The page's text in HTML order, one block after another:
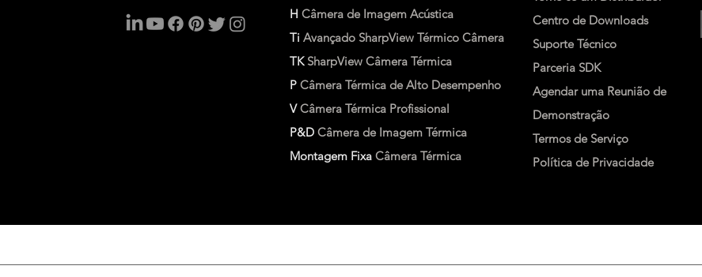
H Câmera de Imagem Acústica
Ti Avançado SharpView Térmico Câmera
TK SharpView Câmera Térmica
P Câmera Térmica de Alto Desempenho
VCâmera Térmica Profissional
P&D Câmera de Imagem Térmica
Montagem Fixa Câmera Térmica
Centro de Downloads
Suporte Técnico
Parceria SDK
Agendar uma Reunião de
Demonstração
Termos de Serviço
Política de Privacidade